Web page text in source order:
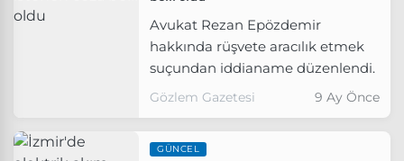
Avukat Rezan Epözdemir
hakkında rüşvete aracılık etmek
suçundan iddianame düzenlendi.
Gözlem Gazetesi 9 Ay Önce
GÜNCEL